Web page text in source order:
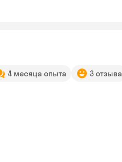
4 месяца опыта 3 отзыва